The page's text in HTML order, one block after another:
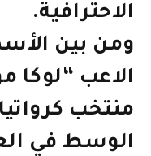
الاحترافية.
ومن بين
الاعب “لوكا
منتخب
الوسط في